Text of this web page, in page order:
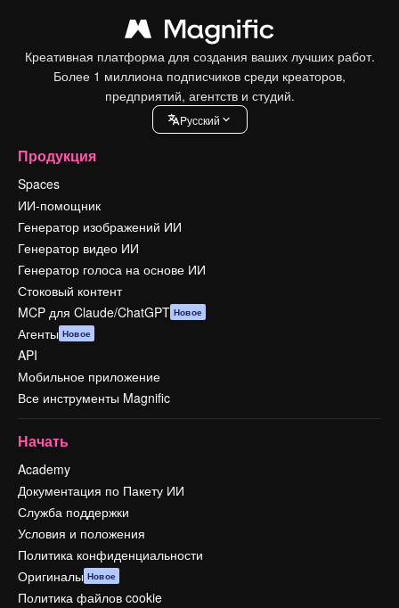
Креативная платформа для создания ваших лучших работ.
Более 1 миллиона подписчиков среди креаторов,
предприятий, агентств и студий.
Pусский
Продукция
Spaces
ИИ-помощник
Генератор изображений ИИ
Генератор видео ИИ
Генератор голоса на основе ИИ
Стоковый контент
MCP для Claude/ChatGPT Новое
Агенты Новое
API
Мобильное приложение
Все инструменты Magnific
Начать
Academy
Документация по Пакету ИИ
Служба поддержки
Условия и положения
Политика конфиденциальности
Оригиналы Новое
Политика файлов cookie